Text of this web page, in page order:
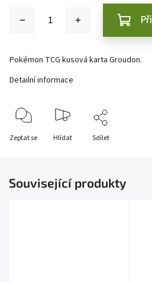
Pokémon TCG kusová karta Groudon.
Detailní informace
Zeptat se Hlídat Sdílet
Související produkty